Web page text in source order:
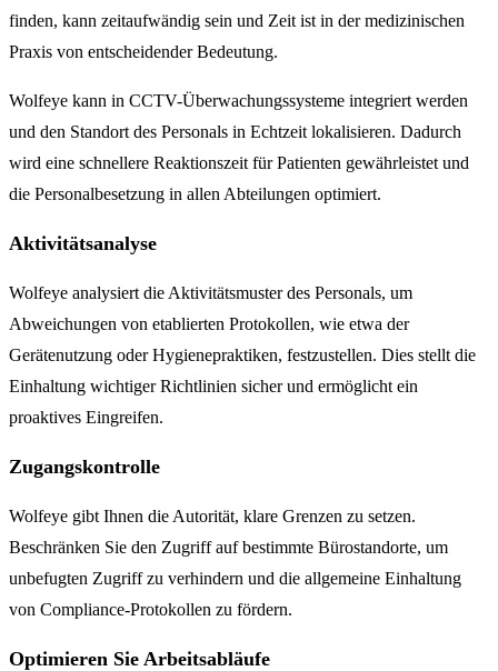
finden, kann zeitaufwändig sein und Zeit ist in der medizinischen
Praxis von entscheidender Bedeutung.
Wolfeye kann in CCTV-Überwachungssysteme integriert werden
und den Standort des Personals in Echtzeit lokalisieren. Dadurch
wird eine schnellere Reaktionszeit für Patienten gewährleistet und
die Personalbesetzung in allen Abteilungen optimiert.
Aktivitätsanalyse
Wolfeye analysiert die Aktivitätsmuster des Personals, um
Abweichungen von etablierten Protokollen, wie etwa der
Gerätenutzung oder Hygienepraktiken, festzustellen. Dies stellt die
Einhaltung wichtiger Richtlinien sicher und ermöglicht ein
proaktives Eingreifen.
Zugangskontrolle
Wolfeye gibt Ihnen die Autorität, klare Grenzen zu setzen.
Beschränken Sie den Zugriff auf bestimmte Bürostandorte, um
unbefugten Zugriff zu verhindern und die allgemeine Einhaltung
von Compliance-Protokollen zu fördern.
Optimieren Sie Arbeitsabläufe